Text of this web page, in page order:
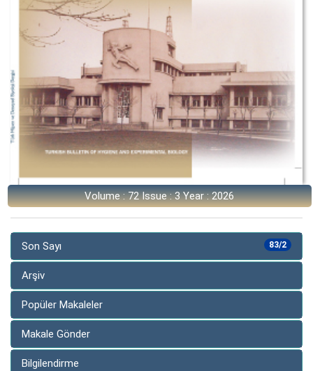
Volume : 72 Issue : 3 Year : 2026
83/2
Son Sayı
Arşiv
Popüler Makaleler
Makale Gönder
Bilgilendirme